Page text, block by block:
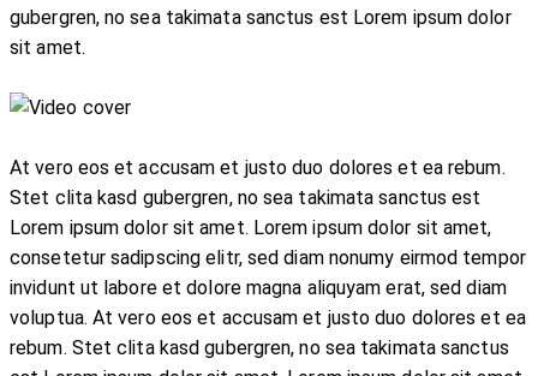
gubergren, no sea takimata sanctus est Lorem ipsum dolor
sit amet.
At vero eos et accusam et justo duo dolores et ea rebum.
Stet clita kasd gubergren, no sea takimata sanctus est
Lorem ipsum dolor sit amet. Lorem ipsum dolor sit amet,
consetetur sadipscing elitr, sed diam nonumy eirmod tempor
invidunt ut labore et dolore magna aliquyam erat, sed diam
voluptua. At vero eos et accusam et justo duo dolores et ea
rebum. Stet clita kasd gubergren, no sea takimata sanctus